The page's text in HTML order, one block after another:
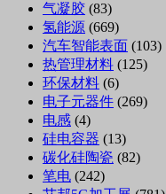
气凝胶 (83)
氢能源 (669)
汽车智能表面 (103)
热管理材料 (125)
环保材料 (6)
电子元器件 (269)
电感 (4)
硅电容器 (13)
碳化硅陶瓷 (82)
笔电 (242)